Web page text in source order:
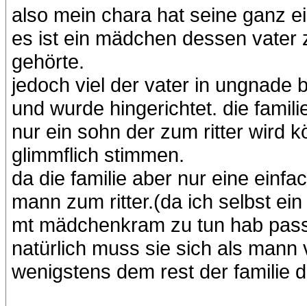
also mein chara hat seine ganz
es ist ein mädchen dessen
gehörte.
jedoch viel der vater in ungnade
und wurde hingerichtet. die
nur ein sohn der zum ritter wird
glimmflich stimmen.
da die familie aber nur eine
mann zum ritter.(da ich selbst
mt mädchenkram zu tun hab
natürlich muss sie sich als
wenigstens dem rest der familie